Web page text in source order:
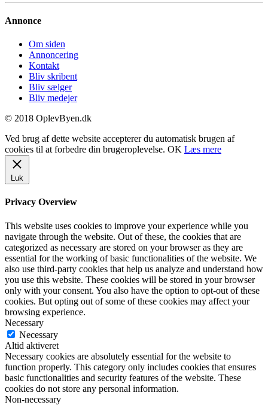
Annonce
Om siden
Annoncering
Kontakt
Bliv skribent
Bliv sælger
Bliv medejer
© 2018 OplevByen.dk
Ved brug af dette website accepterer du automatisk brugen af
cookies til at forbedre din brugeroplevelse. OK Læs mere
Luk
Privacy Overview
This website uses cookies to improve your experience while you
navigate through the website. Out of these, the cookies that are
categorized as necessary are stored on your browser as they are
essential for the working of basic functionalities of the website. We
also use third-party cookies that help us analyze and understand how
you use this website. These cookies will be stored in your browser
only with your consent. You also have the option to opt-out of these
cookies. But opting out of some of these cookies may affect your
browsing experience.
Necessary
Necessary
Altid aktiveret
Necessary cookies are absolutely essential for the website to
function properly. This category only includes cookies that ensures
basic functionalities and security features of the website. These
cookies do not store any personal information.
Non-necessary